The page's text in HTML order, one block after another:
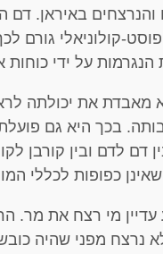
והנרצחים באיראן. דם
קולוניאלי גורם
הנגרמות על ידי כוחות
מאבדת את יכולתה
בכך היא גם
דם לדם ובין קורבן
כפופות לכללי
עדיין מי רצח את מר.
נרצח מפני שהיה